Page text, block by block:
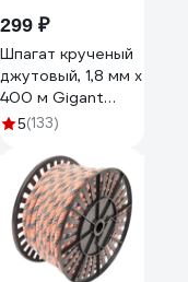
299 ₽
Шпагат крученый
джутовый, 1,8 мм x
400 м Gigant
HRS-31
5(133)